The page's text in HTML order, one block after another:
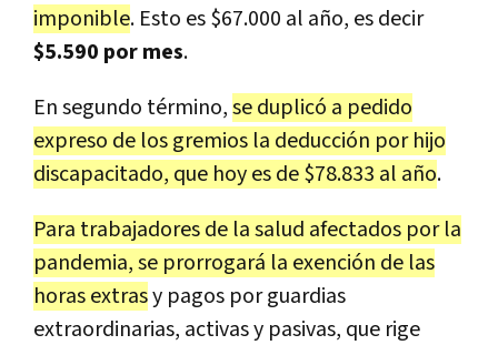
imponible. Esto es $67.000 al año, es decir
$5.590 por mes.
En segundo término,se duplicó a pedido
expreso de los gremios la deducción por hijo
discapacitado, que hoy es de $78.833 al año.
Para trabajadores de la salud afectados por la
pandemia, se prorrogará la exención de las
horas extrasy pagos por guardias
extraordinarias, activas y pasivas, que rige